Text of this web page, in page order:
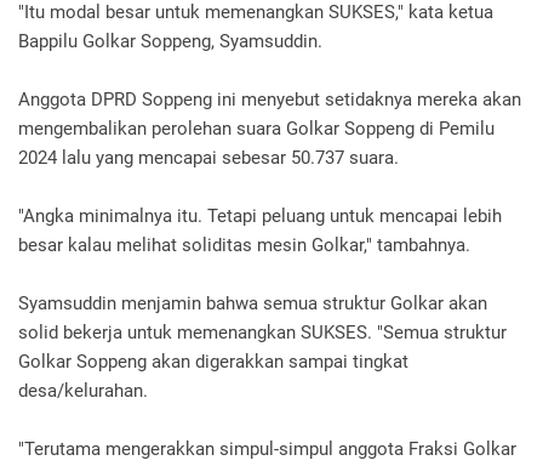
"Itu modal besar untuk memenangkan SUKSES," kata ketua
Bappilu Golkar Soppeng, Syamsuddin.
Anggota DPRD Soppeng ini menyebut setidaknya mereka akan
mengembalikan perolehan suara Golkar Soppeng di Pemilu
2024 lalu yang mencapai sebesar 50.737 suara.
"Angka minimalnya itu. Tetapi peluang untuk mencapai lebih
besar kalau melihat soliditas mesin Golkar," tambahnya.
Syamsuddin menjamin bahwa semua struktur Golkar akan
solid bekerja untuk memenangkan SUKSES. "Semua struktur
Golkar Soppeng akan digerakkan sampai tingkat
desa/kelurahan.
"Terutama mengerakkan simpul-simpul anggota Fraksi Golkar